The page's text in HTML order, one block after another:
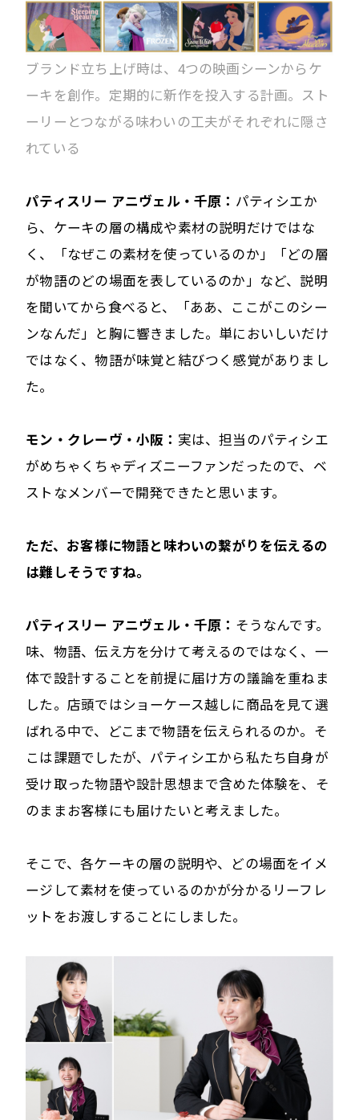
ブランド立ち上げ時は、4つの映画シーンからケ
ーキを創作。定期的に新作を投入する計画。スト
ーリーとつながる味わいの工夫がそれぞれに隠さ
れている
パティスリー アニヴェル・千原： パティシエか
ら、ケーキの層の構成や素材の説明だけではな
く、「なぜこの素材を使っているのか」「どの層
が物語のどの場面を表しているのか」など、説明
を聞いてから食べると、「ああ、ここがこのシー
ンなんだ」と胸に響きました。単においしいだけ
ではなく、物語が味覚と結びつく感覚がありまし
た。
モン・クレーヴ・小阪： 実は、担当のパティシエ
がめちゃくちゃディズニーファンだったので、ベ
ストなメンバーで開発できたと思います。
――ただ、お客様に物語と味わいの繋がりを伝えるの
は難しそうですね。
パティスリー アニヴェル・千原： そうなんです。
味、物語、伝え方を分けて考えるのではなく、一
体で設計することを前提に届け方の議論を重ねま
した。店頭ではショーケース越しに商品を見て選
ばれる中で、どこまで物語を伝えられるのか。そ
こは課題でしたが、パティシエから私たち自身が
受け取った物語や設計思想まで含めた体験を、そ
のままお客様にも届けたいと考えました。
そこで、各ケーキの層の説明や、どの場面をイメ
ージして素材を使っているのかが分かるリーフレ
ットをお渡しすることにしました。